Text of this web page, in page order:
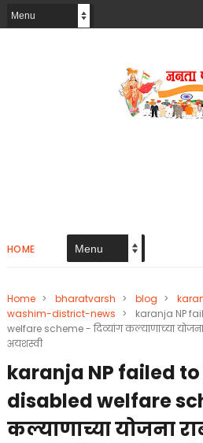
HOME
Home > bharatvarsh > blog >
washim-district-news >
karanja NP
welfare scheme - दिव्यांग कल्याणाच्या
अयशस्वी
karanja NP failed
disabled welfare
कल्याणाच्या योजना